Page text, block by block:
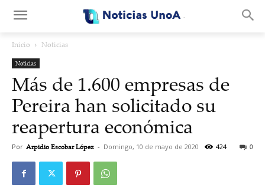
Inicio Noticias
Noticias
Más de 1.600 empresas de
Pereira han solicitado su
reapertura económica
Por Arpidio Escobar López - Domingo, 10 de mayo de 2020 0
424